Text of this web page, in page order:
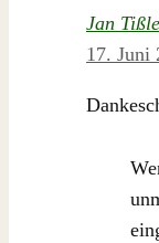
Jan
17. Juni